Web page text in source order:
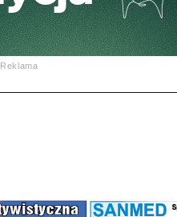
Reklama